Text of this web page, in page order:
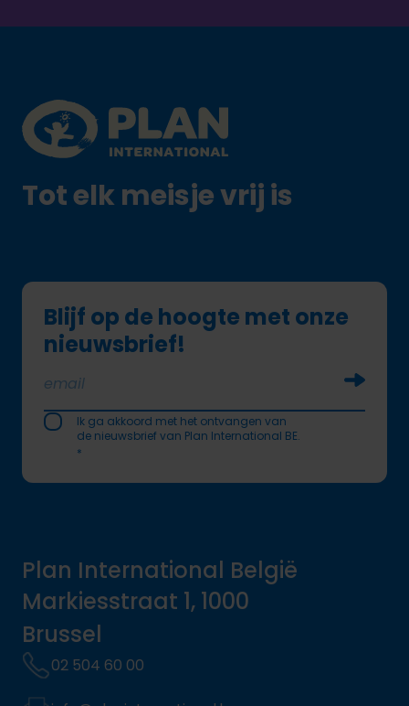
Plan International logo
Tot elk meisje vrij is
Blijf op de hoogte met onze
nieuwsbrief!
Ik ga akkoord met het ontvangen van
de nieuwsbrief van Plan International BE.
*
Plan International België
Markiesstraat 1, 1000
Brussel
02 504 60 00